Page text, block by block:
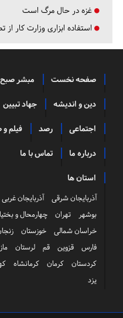
غزه در حال مرگ است
استفاده ابزاری وزارت کار
صفحه نخست مبشر صبح
دین و اندیشه جهاد تبیین
اجتماعی رصد فیلم
درباره ما تماس با ما
استان ها
آذربایجان شرقی آذربایجان غربی
بوشهر
تهران چهارمحال و
خراسان شمالی
خوزستان
فارس
قزوین قم لرستان
کردستان
کرمان کرمانشاه
یزد